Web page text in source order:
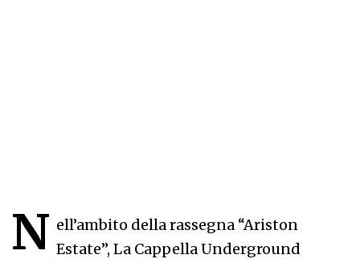
N ell’ambito della rassegna “Ariston
Estate”, La Cappella Underground